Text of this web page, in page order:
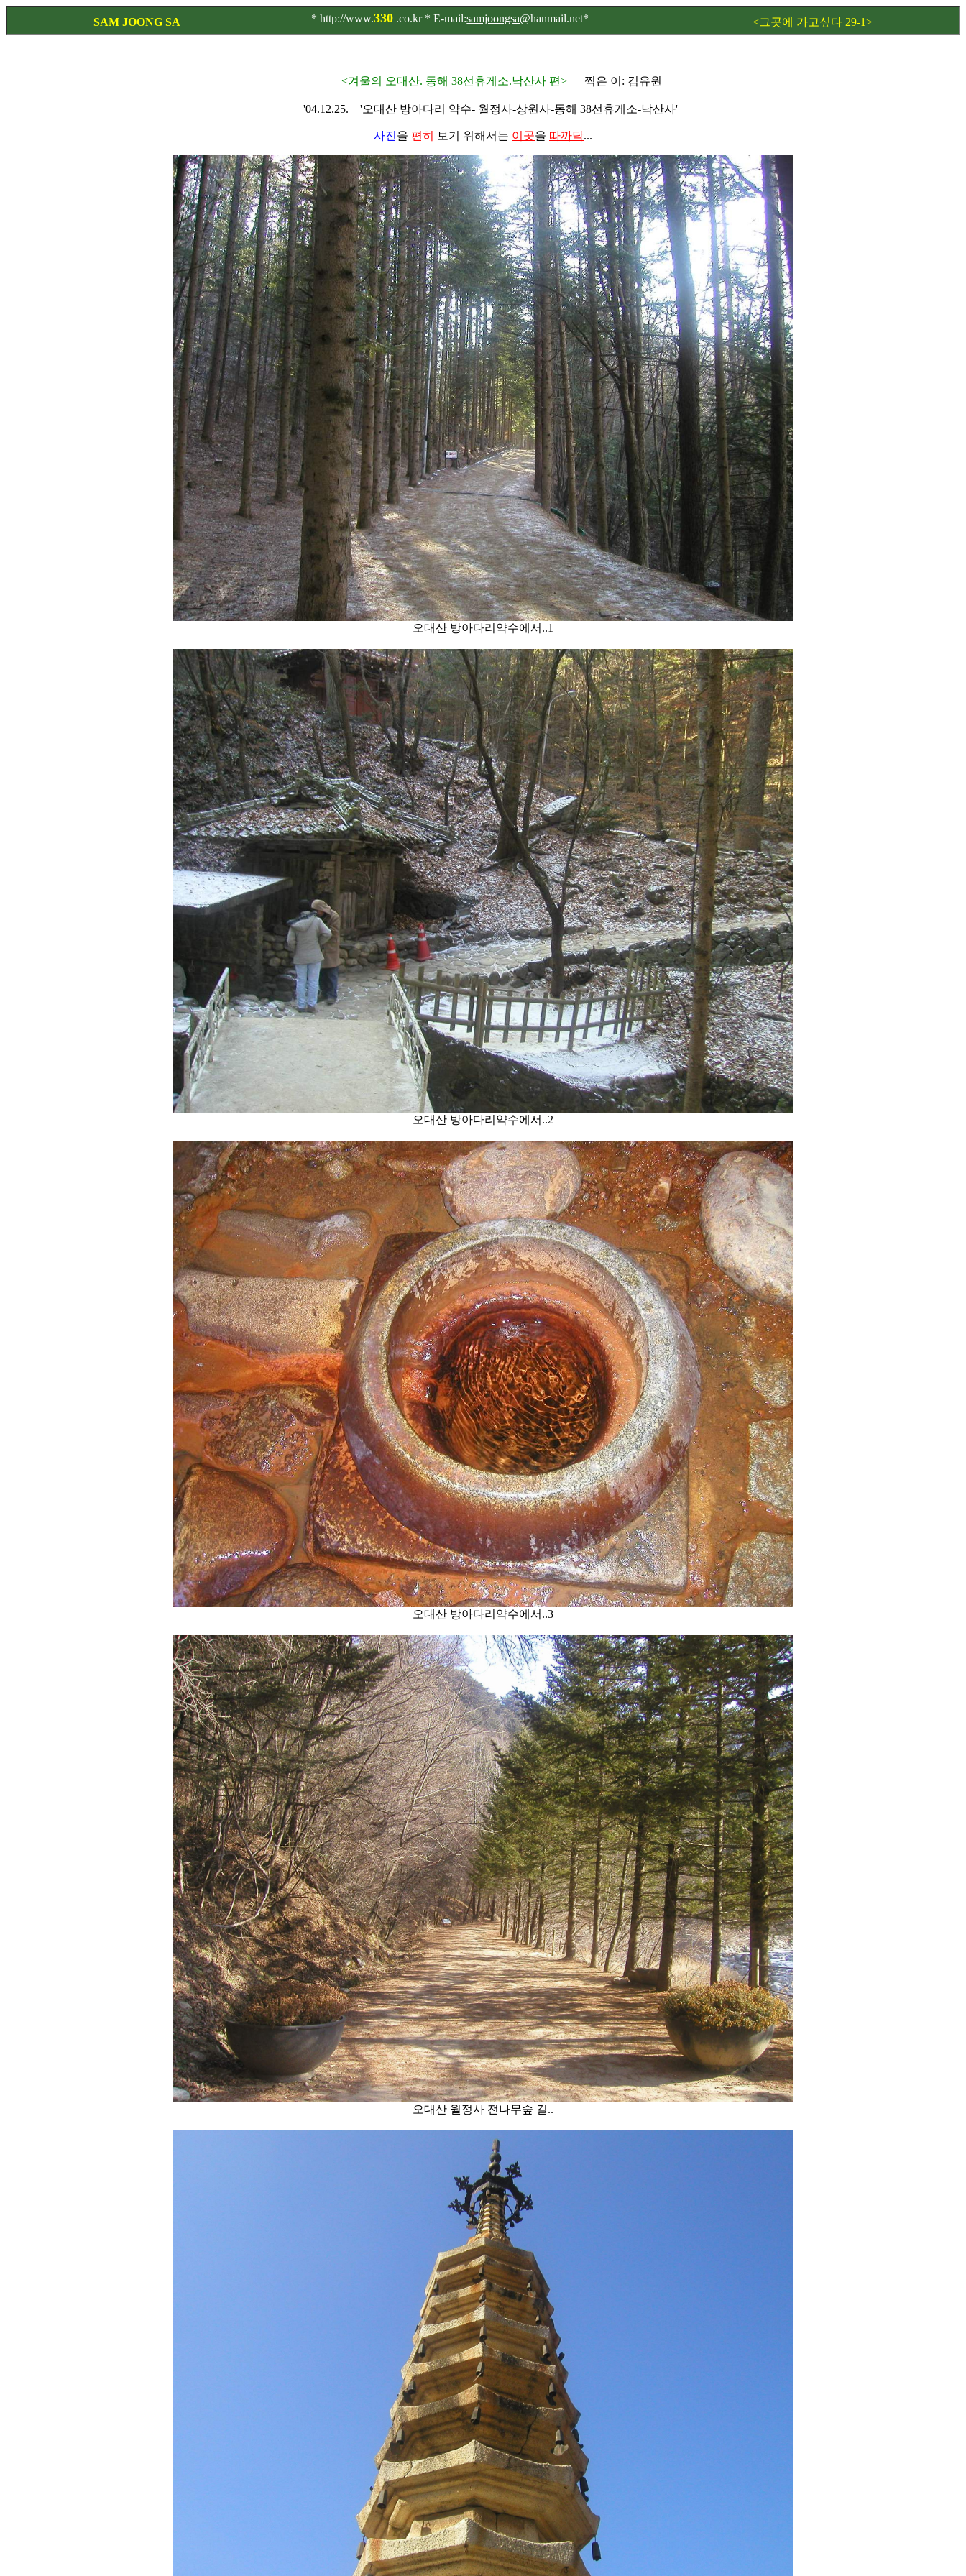
SAM JOONG SA .co.kr * E-mail:samjoongsa @hanmail.net* <그곳에 가고싶다 29-1>
<겨울의 오대산. 동해 38선휴게소.낙산사 편> 찍은 이: 김유원
'04.12.25. '오대산 방아다리 약수- 월정사-상원사-동해 38선휴게소-낙산사'
사진을 편히 보기 위해서는 이곳을 따까닥...
오대산 방아다리약수에서..1
오대산 방아다리약수에서..2
오대산 방아다리약수에서..3
오대산 월정사 전나무숲 길..